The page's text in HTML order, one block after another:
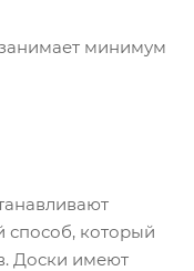
минимум
способ, который
Доски имеют